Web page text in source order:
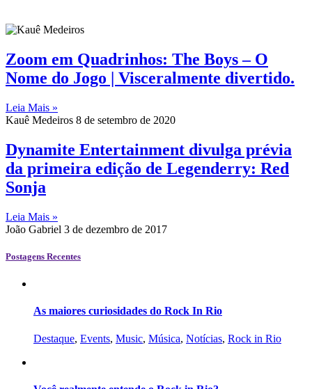
Zoom em Quadrinhos: The Boys – O
Nome do Jogo | Visceralmente divertido.
Leia Mais »
Kauê Medeiros 8 de setembro de 2020
Dynamite Entertainment divulga prévia
da primeira edição de Legenderry: Red
Sonja
Leia Mais »
João Gabriel 3 de dezembro de 2017
Postagens Recentes
As maiores curiosidades do Rock In Rio
Destaque, Events, Music, Música, Notícias, Rock in Rio